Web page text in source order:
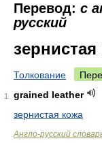
Перевод: с
русский
зернистая
Толкование
1
grained leather
зернистая кожа
Англо-русский